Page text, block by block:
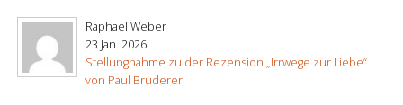
Raphael Weber
23 Jan. 2026
Stellungnahme zu der Rezension „Irrwege zur Liebe“
von Paul Bruderer